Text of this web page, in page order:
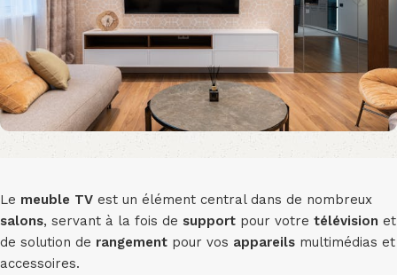
Le meuble TV est un élément central dans de nombreux
salons, servant à la fois de support pour votre télévision et
de solution de rangement pour vos appareils multimédias et
accessoires.